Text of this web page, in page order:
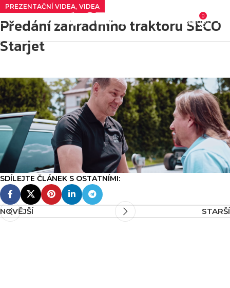
0
0
PREZENTAČNÍ VIDEA, VIDEA
Předání zahradního traktoru SECO
Starjet
NOVĚJŠÍ STARŠÍ